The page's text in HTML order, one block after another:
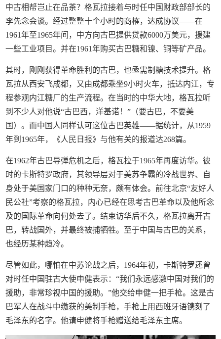
中古相帮岂止在品茶？格瓦拉接着与时任中国财政部部长的
李先念会谈。经过整整十个小时的商榷，达成协议——在
1961年至1965年间，中方向古巴提供贷款6000万美元，援建
一些工业项目。并在1961年购买古巴糖和镍、铜等矿产品。
其时，刚刚获得革命胜利的古巴，也亟需制糖技术提升。格
瓦拉从西安飞成都，又由成都乘坐9小时火车，抵达内江，专
程参观内江糖厂的生产流程。在当时的中华大地，格瓦拉听
到不少人对他说“古巴西，洋基诺！”（要古巴，不要美
国）。而中国人同样认可这位古巴英雄——据统计，从1959
年到1965年，《人民日报》与他有关的报道达268篇。
在1962年古巴导弹危机之后，格瓦拉于1965年再度访华。彼
时的卡斯特罗政府，其领导层对于美苏争霸的冷战世界、自
身处于美国家门口的种种无奈，颇有体会。前往北京“友好人
民公社”考察的格瓦拉，内心已经在思考古巴革命以及他所念
及的国际革命向何处去了。结束访华后不久，格瓦拉离开古
巴，转战国外，并最终被捕牺牲。至于中国与古巴的关系，
也经历某种趋冷。
尽管如此，哪怕在中苏论战之后，1964年初，卡斯特罗还曾
对时任中国驻古大使申健表示：“我们永远感激中国对我们的
援助，非常珍视中国的援助。”他交给申健一把手枪。这是古
巴军人在战斗中缴获的美制手枪，手枪上用西班牙语镌刻了
毛泽东的名字。他请申健将手枪赠送给毛泽东主席。